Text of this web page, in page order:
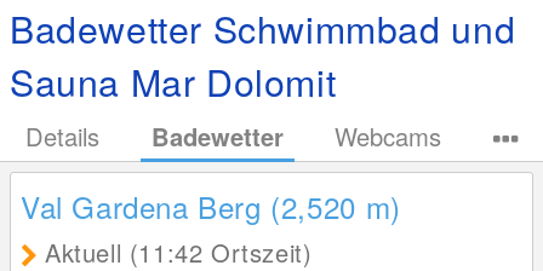
Badewetter Schwimmbad und
Sauna Mar Dolomit
Details Badewetter Webcams
Val Gardena Berg (2,520 m)
Aktuell (11:42 Ortszeit)